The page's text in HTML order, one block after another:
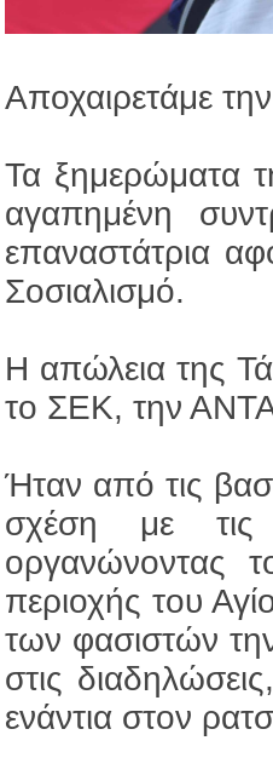
Αποχαιρετάμε
Τα ξημερώματα
αγαπημένη
επαναστάτρια
Σοσιαλισμό.
Η απώλεια της
το ΣΕΚ, την
Ήταν από τις
σχέση με τις
οργανώνοντας
περιοχής του
των φασιστών
στις
ενάντια στον